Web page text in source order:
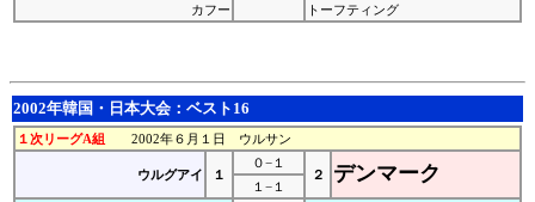
カフー
トーフティング
2002年韓国・日本大会：ベスト16
１次リーグA組 2002年６月１日 ウルサン
ウルグアイ １
０−１
２
デンマーク
１−１